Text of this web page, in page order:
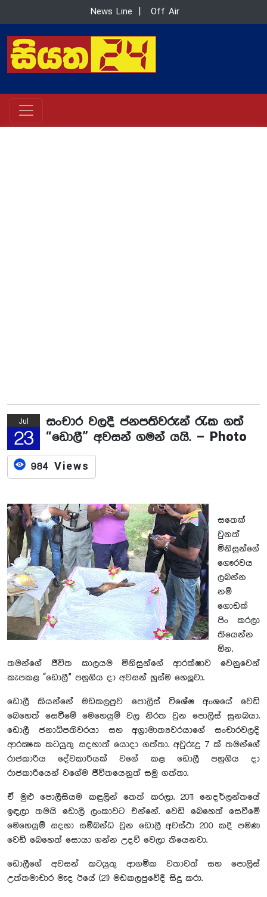
News Line Off Air
Jul
23
සංචාර වලදී ජනපතිවරුන් රැක ගත්
“ඩොලී” අවසන් ගමන් යයි. – Photo
984 Views
සතෙක්
වුනත්
මිනිසුන්ගේ
ගෞරවය
ලබන්න
නම්
ගොඩක්
පිං කරලා
තියෙන්න
ඕන.
තමන්ගේ ජීවිත කාලයම මිනිසුන්ගේ ආරක්ෂාව වෙනුවෙන්
කැපකළ “ඩොලී” පහුගිය දා අවසන් හුස්ම හෙලුවා.
ඩොලී කියන්නේ මඩකලපුව පොලිස් විශේෂ අංශයේ වෙඩි
බෙහෙත් සෙවීමේ මෙහෙයුම් වල නිරත වුන පොලිස් සුනඛයා.
ඩොලී ජනාධිපතිවරයා සහ අග‍්‍රාමාත්‍යවරයාගේ සංචාරවලදි
ආරක්‍ෂක කටයුතු සදහාත් යොදා ගත්තා. අවුරුදු 7 ක් තමන්ගේ
රාජකාරිය දේවකාරියක් වගේ කළ ඩොලී පහුගිය දා
රාජකාරියෙන් වගේම ජීවිතයෙනුත් සමු ගත්තා.
ඒ මුළු පොලීසියම කඳුලින් තෙත් කරලා. 2011 නෙදර්ලන්තයේ
ඉඳලා තමයි ඩොලී ලංකාවට එන්නේ. වෙඩි බෙහෙත් සෙවීමේ
මෙහෙයුම් සදහා සම්බන්ධ වුන ඩොලී අවස්ථා 200 කදී පමණ
වෙඩි බෙහෙත් සොයා ගන්න උදව් වෙලා තියෙනවා.
ඩොලීගේ අවසන් කටයුතු ආගමික වතාවත් සහ පොලිස්
උත්තමාචාර මැද ඊයේ (21) මඩකලපුවේදී සිදු කරා.